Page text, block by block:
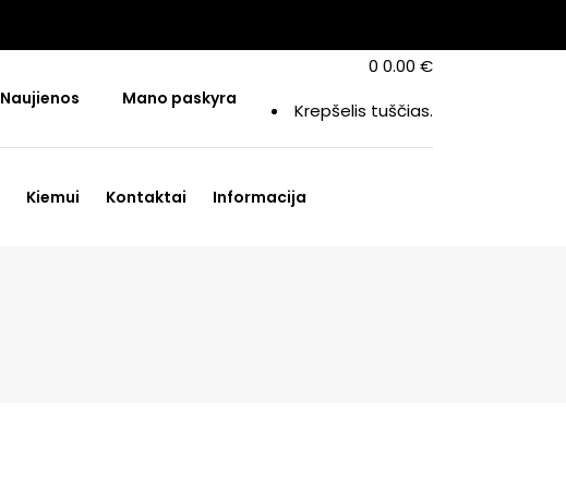
Naujienos Mano paskyra
0 0.00 €
Krepšelis tuščias.
Kiemui Kontaktai Informacija